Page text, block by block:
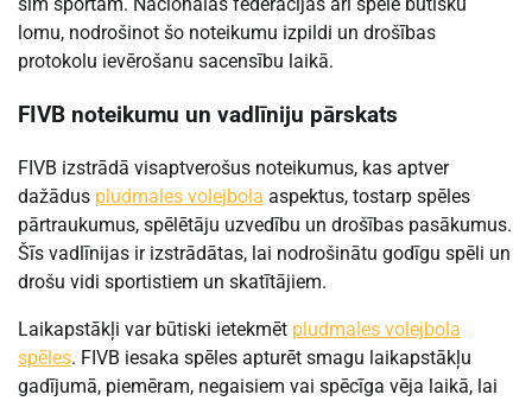
lomu, nodrošinot šo noteikumu izpildi un drošības
protokolu ievērošanu sacensību laikā.
FIVB noteikumu un vadlīniju pārskats
FIVB izstrādā visaptverošus noteikumus, kas aptver
dažādus pludmales volejbola aspektus, tostarp spēles
pārtraukumus, spēlētāju uzvedību un drošības pasākumus.
Šīs vadlīnijas ir izstrādātas, lai nodrošinātu godīgu spēli un
drošu vidi sportistiem un skatītājiem.
Laikapstākļi var būtiski ietekmēt pludmales volejbola
spēles. FIVB iesaka spēles apturēt smagu laikapstākļu
gadījumā, piemēram, negaisiem vai spēcīga vēja laikā, lai